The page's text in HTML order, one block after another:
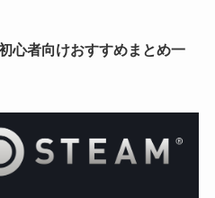
心者向けおすすめまとめ一